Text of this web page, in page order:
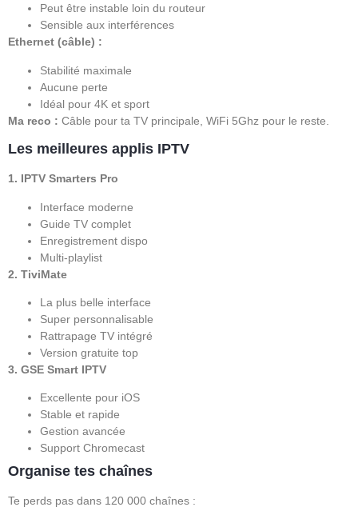
Peut être instable loin du routeur
Sensible aux interférences
Ethernet (câble) :
Stabilité maximale
Aucune perte
Idéal pour 4K et sport
Ma reco : Câble pour ta TV principale, WiFi 5Ghz pour le reste.
Les meilleures applis IPTV
1. IPTV Smarters Pro
Interface moderne
Guide TV complet
Enregistrement dispo
Multi-playlist
2. TiviMate
La plus belle interface
Super personnalisable
Rattrapage TV intégré
Version gratuite top
3. GSE Smart IPTV
Excellente pour iOS
Stable et rapide
Gestion avancée
Support Chromecast
Organise tes chaînes
Te perds pas dans 120 000 chaînes :